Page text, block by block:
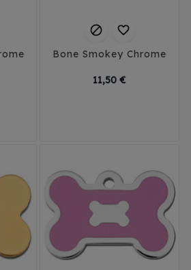
 
Bone Smokey Chrome
11,50 €